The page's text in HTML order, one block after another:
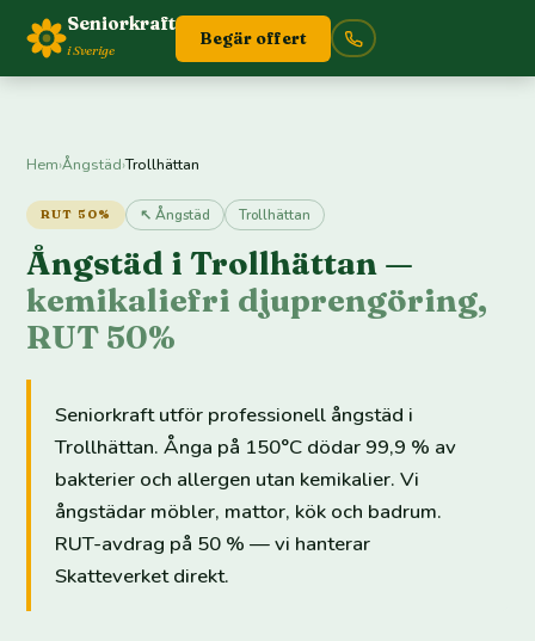
Seniorkraft
i Sverige
Begär offert
Hem›Ångstäd›Trollhättan
RUT 50% ↖ Ångstäd Trollhättan
Ångstäd i Trollhättan —
kemikaliefri djuprengöring,
RUT 50%
Seniorkraft utför professionell ångstäd i
Trollhättan. Ånga på 150°C dödar 99,9 % av
bakterier och allergen utan kemikalier. Vi
ångstädar möbler, mattor, kök och badrum.
RUT-avdrag på 50 % — vi hanterar
Skatteverket direkt.